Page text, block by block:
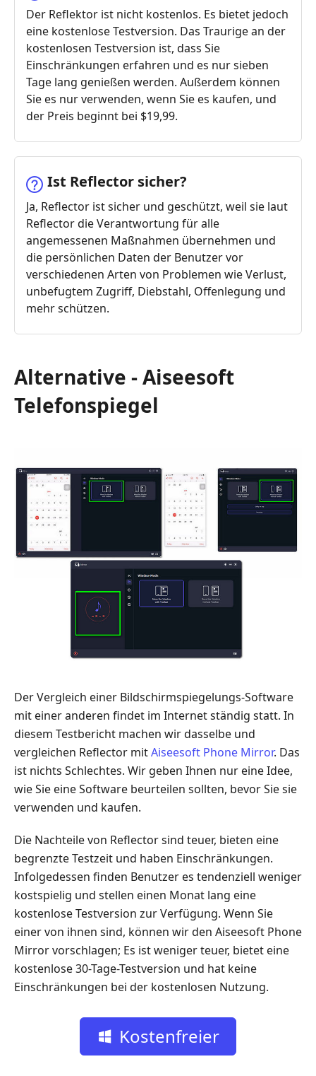
Der Reflektor ist nicht kostenlos. Es bietet jedoch
eine kostenlose Testversion. Das Traurige an der
kostenlosen Testversion ist, dass Sie
Einschränkungen erfahren und es nur sieben
Tage lang genießen werden. Außerdem können
Sie es nur verwenden, wenn Sie es kaufen, und
der Preis beginnt bei $19,99.
Ist Reflector sicher?
Ja, Reflector ist sicher und geschützt, weil sie laut
Reflector die Verantwortung für alle
angemessenen Maßnahmen übernehmen und
die persönlichen Daten der Benutzer vor
verschiedenen Arten von Problemen wie Verlust,
unbefugtem Zugriff, Diebstahl, Offenlegung und
mehr schützen.
Alternative - Aiseesoft
Telefonspiegel
Der Vergleich einer Bildschirmspiegelungs‑Software
mit einer anderen findet im Internet ständig statt. In
diesem Testbericht machen wir dasselbe und
vergleichen Reflector mitAiseesoft Phone Mirror. Das
ist nichts Schlechtes. Wir geben Ihnen nur eine Idee,
wie Sie eine Software beurteilen sollten, bevor Sie sie
verwenden und kaufen.
Die Nachteile von Reflector sind teuer, bieten eine
begrenzte Testzeit und haben Einschränkungen.
Infolgedessen finden Benutzer es tendenziell weniger
kostspielig und stellen einen Monat lang eine
kostenlose Testversion zur Verfügung. Wenn Sie
einer von ihnen sind, können wir den Aiseesoft Phone
Mirror vorschlagen; Es ist weniger teuer, bietet eine
kostenlose 30-Tage-Testversion und hat keine
Einschränkungen bei der kostenlosen Nutzung.
Kostenfreier